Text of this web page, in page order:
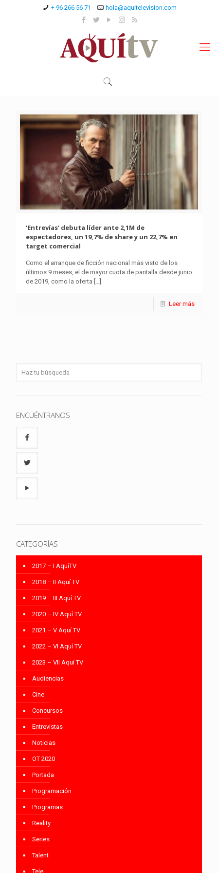
+ 96 266 56 71 hola@aquitelevision.com
‘Entrevías’ debuta líder ante 2,1M de
espectadores, un 19,7% de share y un 22,7% en
target comercial
Como el arranque de ficción nacional más visto de los
últimos 9 meses, el de mayor cuota de pantalla desde junio
de 2019, como la oferta […]
Leer más
ENCUÉNTRANOS
CATEGORÍAS
2017 – I AquíTV
2018 – II Aquí TV
2019 – III Aquí TV
2020 – IV Aquí TV
2021 – V Aquí TV
2022 – VI Aquí TV
2023 – VII Aquí TV
Audiencias
Cine
Concursos
Entrevistas
Noticias
OT 2020
Portada
Programación
Programas
Reality
Series
Talent
Tele